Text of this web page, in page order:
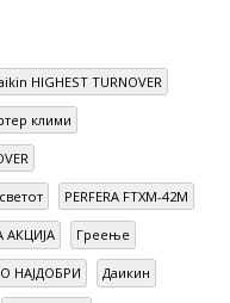
HIGHEST TURNOVER
клими
PERFERA FTXM-42M
АКЦИЈА Греење
НАЈДОБРИ Даикин